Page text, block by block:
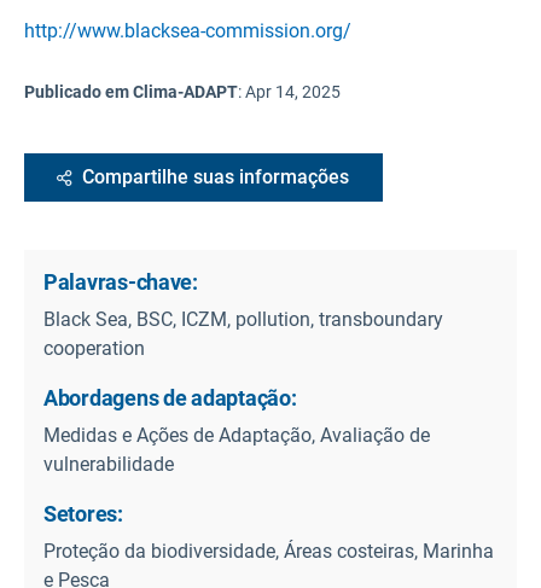
http://www.blacksea-commission.org/
Publicado em Clima-ADAPT:Apr 14, 2025
Compartilhe suas informações
Palavras-chave:
Black Sea, BSC, ICZM, pollution, transboundary
cooperation
Abordagens de adaptação:
Medidas e Ações de Adaptação, Avaliação de
vulnerabilidade
Setores:
Proteção da biodiversidade, Áreas costeiras, Marinha
e Pesca